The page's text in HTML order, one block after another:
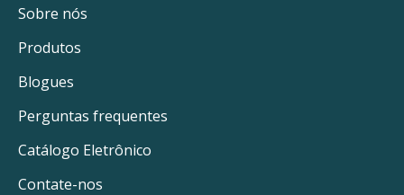
Sobre nós
Produtos
Blogues
Perguntas frequentes
Catálogo Eletrônico
Contate-nos